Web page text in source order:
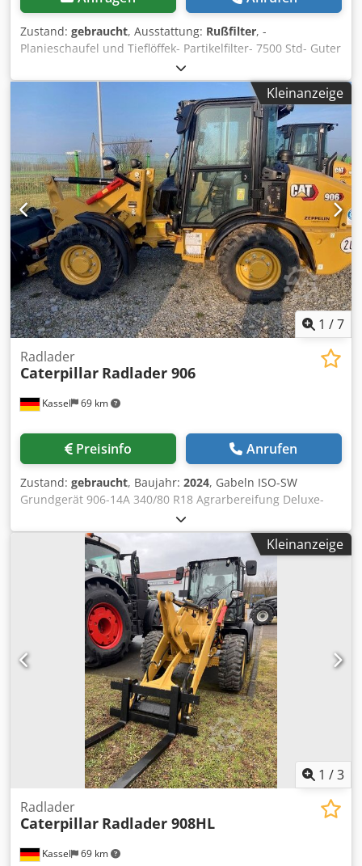
Zustand: gebraucht, Ausstattung: Rußfilter, -
Planieschaufel und Tieflöffek- Partikelfilter- 7500 Std- Guter
Zustand Chodpfx Aoy Ea Ncendoa
Kleinanzeige
1 /7
Kassel 69 km
Radlader
Caterpillar Radlader 906
Preisinfo Anrufen
Zustand: gebraucht, Baujahr: 2024, Gabeln ISO-SW
Grundgerät 906-14A 340/80 R18 Agrarbereifung Deluxe-
Kabine DAB+ / Radio inkl. Bluetooth Umkehrlüfter und
Vorabscheider Schaufel GP 0,95m3 mit / Zähnen
Schnellwechsler Gabelträger 1300mm mit 1220mm /
Chjdpjtpgtaefx Andoa
Kleinanzeige
1 /3
Kassel 69 km
Radlader
Caterpillar Radlader 908HL